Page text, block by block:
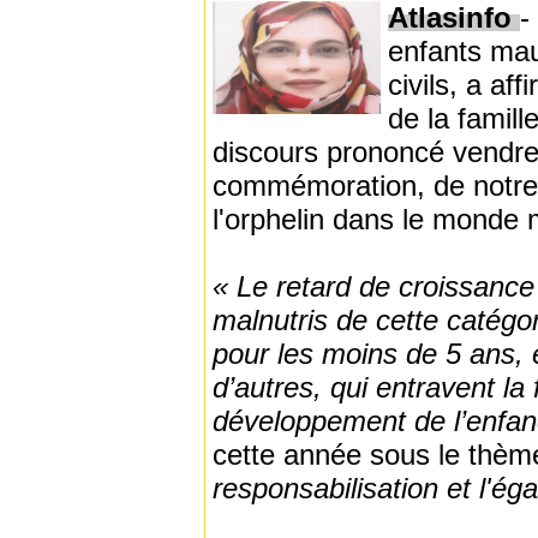
Atlasinfo-
enfants
civils, a
de la
discours prononcé
commémoration, de
l'orphelin dans le monde
« Le retard de
malnutris de cette
pour les moins de 5 ans,
d’autres, qui entravent
développement de
cette année sous le
responsabilisation et